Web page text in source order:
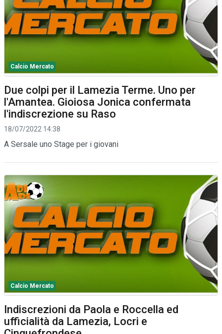
Calcio Mercato
Due colpi per il Lamezia Terme. Uno per
l'Amantea. Gioiosa Jonica confermata
l'indiscrezione su Raso
18/07/2022 14:38
A Sersale uno Stage per i giovani
Calcio Mercato
Indiscrezioni da Paola e Roccella ed
ufficialità da Lamezia, Locri e